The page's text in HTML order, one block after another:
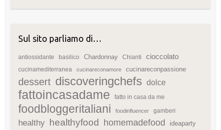
Sul sito parliamo di…
antiossidante basilico Chardonnay Chianti cioccolato
cucinamediterranea cucinareconamore cucinareconpassione
dessert discoveringchefs dolce
fattoincasadame fatto in casa da me
foodbloggeritaliani foodinfluencer gamberi
healthy healthyfood homemadefood ideaparty